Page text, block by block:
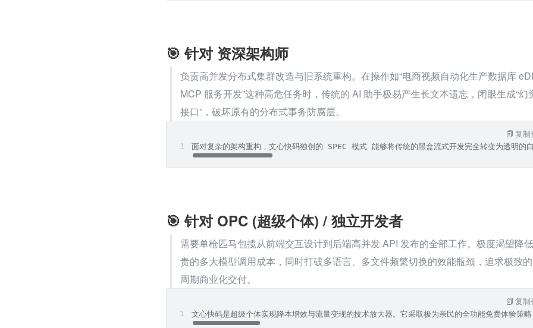
🎯 针对 资深架构师
负责高并发分布式集群改造与旧系统重构。在操作如“电商视频自动化生产数据库
MCP 服务开发”这种高危任务时，传统的 AI 助手极易产生长文本遗忘，闭眼生成“幻
接口”，破坏原有的分布式事务防腐层。
面对复杂的架构重构，文心快码独创的 SPEC 模式 能够将传统的黑盒流式开发完全转变为
复制
🎯 针对 OPC (超级个体) / 独立开发者
需要单枪匹马包揽从前端交互设计到后端高并发 API 发布的全部工作。极度渴望降
贵的多大模型调用成本，同时打破多语言、多文件频繁切换的效能瓶颈，追求极致
周期商业化交付。
文心快码是超级个体实现降本增效与流量变现的技术放大器。它采取极为亲民的全功能免费体
复制